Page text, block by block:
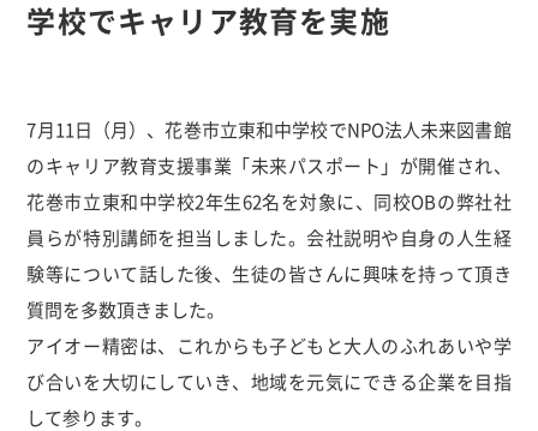
学校でキャリア教育を実施
7月11日（月）、花巻市立東和中学校でNPO法人未来図書館
のキャリア教育支援事業「未来パスポート」が開催され、
花巻市立東和中学校2年生62名を対象に、同校OBの弊社社
員らが特別講師を担当しました。会社説明や自身の人生経
験等について話した後、生徒の皆さんに興味を持って頂き
質問を多数頂きました。
アイオー精密は、これからも子どもと大人のふれあいや学
び合いを大切にしていき、地域を元気にできる企業を目指
して参ります。